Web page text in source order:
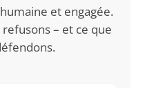
et engagée.
– et ce que